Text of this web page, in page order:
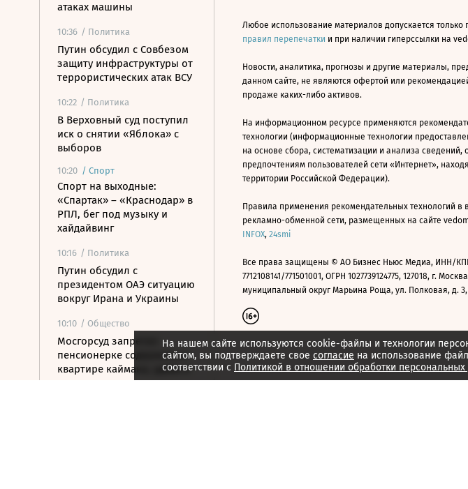
атаках машины
10:36 / Политика
Путин обсудил с Совбезом
защиту инфраструктуры от
террористических атак ВСУ
10:22 / Политика
В Верховный суд поступил
иск о снятии «Яблока» с
выборов
10:20 / Спорт
Спорт на выходные:
«Спартак» – «Краснодар» в
РПЛ, бег под музыку и
хайдайвинг
10:16 / Политика
Путин обсудил с
президентом ОАЭ ситуацию
вокруг Ирана и Украины
10:10 / Общество
Мосгорсуд запретил
пенсионерке содержать в
квартире каймана, удава и
На нашем сайте используются cookie-файлы и технологии
сайтом, вы подтверждаете свое согласие на использование
соответствии с Политикой в отношении обработки
Любое использование материалов допускается только
правил перепечатки и при наличии гиперссылки на
Новости, аналитика, прогнозы и другие материалы,
данном сайте, не являются офертой или
продаже каких-либо активов.
На информационном ресурсе применяются
технологии (информационные технологии
на основе сбора, систематизации и анализа сведений,
предпочтениям пользователей сети «Интернет»,
территории Российской Федерации).
Правила применения рекомендательных технологий в
рекламно-обменной сети, размещенных на сайте
INFOX, 24smi
Все права защищены © АО Бизнес Ньюс Медиа, ИНН/
7712108141/771501001, ОГРН 1027739124775, 127018, г.
муниципальный округ Марьина Роща, ул. Полковая, д. 3,